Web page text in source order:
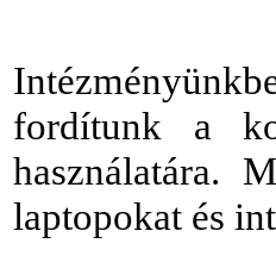
fordítunk a
használatára.
laptopokat és